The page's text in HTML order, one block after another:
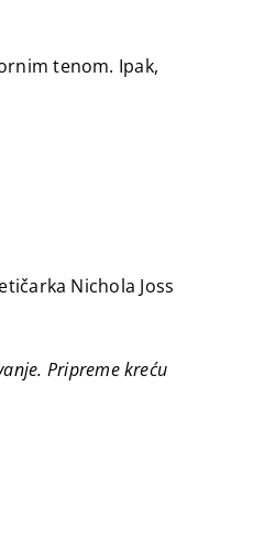
tenom. Ipak,
Nichola Joss
Pripreme kreću